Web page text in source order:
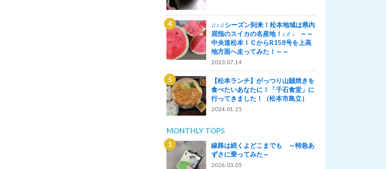
♫♪♫シーズン到来！松本地域は県内
屈指のスイカの名産地！♪♬♩ ～～
中央道松本ＩＣからR158号を上高
地方面へ走ってみた！～～
2023.07.14
【松本ランチ】がっつり山賊焼きを
食べたいあなたに！「千石食堂」に
行ってきました！（松本市島立）
2024.01.25
MONTHLY TOP5
線路は続くよどこまでも ～特急あ
ずさに乗ってみた～
2026.03.05